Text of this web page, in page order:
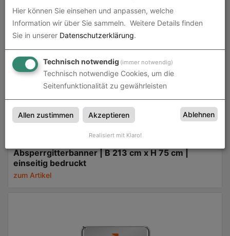
einseitig bedruckt
zum Artikel
Absperrgitterbanner | B 213 cm x H 75 cm |
einseitig bedruckt
zum Artikel
Hier können Sie einsehen und anpassen, welche
Information wir über Sie sammeln. Weitere Details finden
Sie in unserer Datenschutzerklärung.
Technisch notwendig (immer notwendig)
Technisch notwendige Cookies, um die
Seitenfunktionalität zu gewährleisten
Allen zustimmen Akzeptieren Ablehnen
Realisiert mit Klaro!